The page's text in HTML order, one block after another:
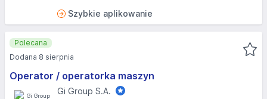
Szybkie aplikowanie
Operator / operatorka maszyn
Gi Group S.A.
Polecana
Dodana 8 sierpnia